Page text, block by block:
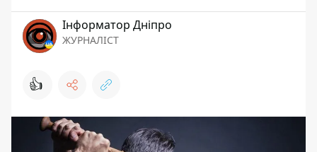
Інформатор Дніпро
ЖУРНАЛІСТ
👍